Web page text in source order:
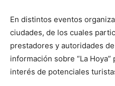
En distintos eventos
ciudades, de los cuales
prestadores y autoridades
información sobre “La
interés de potenciales